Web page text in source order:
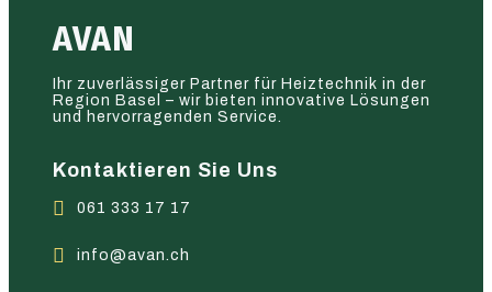
AVAN
Ihr zuverlässiger Partner für Heiztechnik in der
Region Basel – wir bieten innovative Lösungen
und hervorragenden Service.
Kontaktieren Sie Uns
061 333 17 17
info@avan.ch